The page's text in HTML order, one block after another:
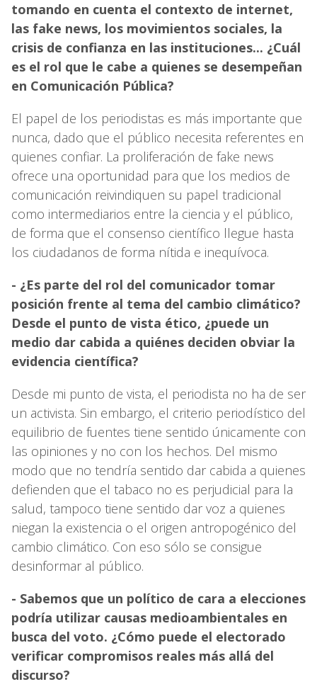
tomando en cuenta el contexto de internet,
las fake news, los movimientos sociales, la
crisis de confianza en las instituciones... ¿Cuál
es el rol que le cabe a quienes se desempeñan
en Comunicación Pública?
El papel de los periodistas es más importante que
nunca, dado que el público necesita referentes en
quienes confiar. La proliferación de fake news
ofrece una oportunidad para que los medios de
comunicación reivindiquen su papel tradicional
como intermediarios entre la ciencia y el público,
de forma que el consenso científico llegue hasta
los ciudadanos de forma nítida e inequívoca.
- ¿Es parte del rol del comunicador tomar
posición frente al tema del cambio climático?
Desde el punto de vista ético, ¿puede un
medio dar cabida a quiénes deciden obviar la
evidencia científica?
Desde mi punto de vista, el periodista no ha de ser
un activista. Sin embargo, el criterio periodístico del
equilibrio de fuentes tiene sentido únicamente con
las opiniones y no con los hechos. Del mismo
modo que no tendría sentido dar cabida a quienes
defienden que el tabaco no es perjudicial para la
salud, tampoco tiene sentido dar voz a quienes
niegan la existencia o el origen antropogénico del
cambio climático. Con eso sólo se consigue
desinformar al público.
- Sabemos que un político de cara a elecciones
podría utilizar causas medioambientales en
busca del voto. ¿Cómo puede el electorado
verificar compromisos reales más allá del
discurso?